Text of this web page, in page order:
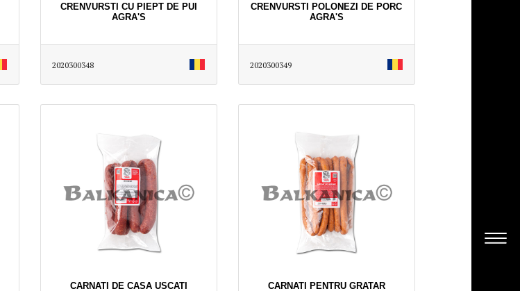
CRENVURSTI CU PIEPT DE PUI
AGRA'S
2020300348
CRENVURSTI POLONEZI DE PORC
AGRA'S
2020300349
CARNATI DE CASA USCATI
CARNATI PENTRU GRATAR